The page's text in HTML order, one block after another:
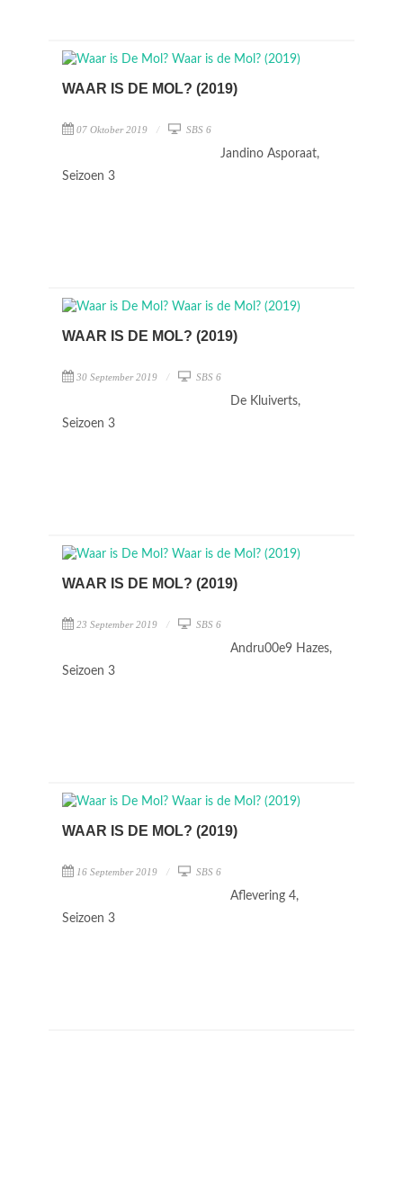
WAAR IS DE MOL? (2019)
07 Oktober 2019 SBS 6
Jandino Asporaat,
Seizoen 3
WAAR IS DE MOL? (2019)
30 September 2019 SBS 6
De Kluiverts,
Seizoen 3
WAAR IS DE MOL? (2019)
23 September 2019 SBS 6
Andru00e9 Hazes,
Seizoen 3
WAAR IS DE MOL? (2019)
16 September 2019 SBS 6
Aflevering 4,
Seizoen 3